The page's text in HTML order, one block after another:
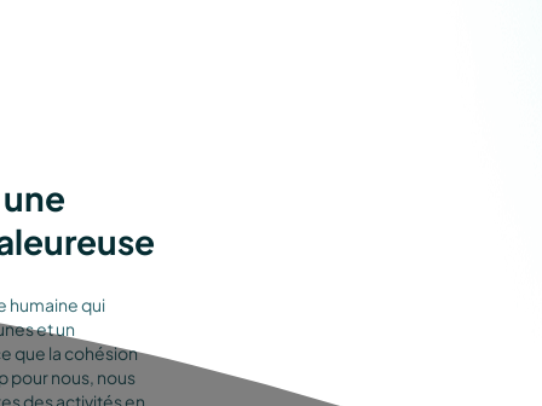
humaine qui
et un
que la cohésion
pour nous, nous
des activités en